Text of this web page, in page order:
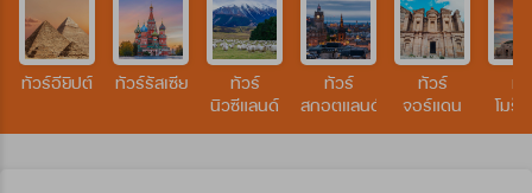
คำค้นหา/รหัสทัวร์
ทัวร์อียิปต์ ทัวร์รัสเซีย
ทัวร์
นิวซีแลนด์
ทัวร์
สกอตแลนด์
ทัวร์
จอร์แดน
ทั
โมร็